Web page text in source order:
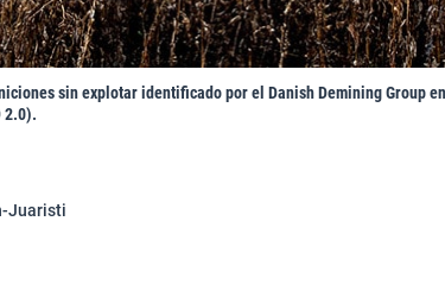
sin explotar identificado por el Danish Demining Group
2.0).
Juaristi